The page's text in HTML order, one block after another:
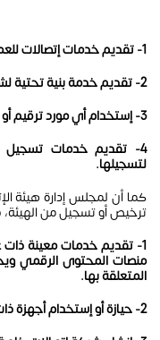
1- تقديم خدمات إتصالات للعموم أو إستخدام شبكة إتصالات لهذا الغرض.
2- تقديم خدمة بنية تحتية لشبكات الإتصالات العامة.
3- إستخدام أي مورد ترقيم أو طيف ترددي.
4- تقديم خدمات تسجيل
لتسجيلها.
كما أن لمجلس إدارة هيئة
ترخيص أو تسجيل من الهيئة،
1- تقديم ‌خدمات معينة ذات
منصات المحتوى الرقمي
المتعلقة بها.
2- حيازة أو إستخدام أجهزة ذات علاقة بالإتصالات أو تقنية المعلومات.